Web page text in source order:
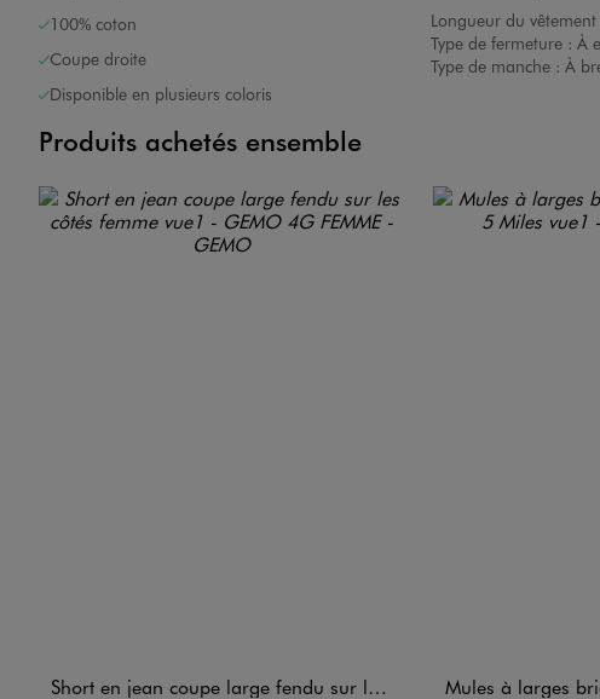
100% coton
Coupe droite
Disponible en plusieurs coloris
Longueur du
Type de fermeture : À
Type de manche : À
Produits achetés ensemble
Short en jean coupe large fendu sur les côtés femme
Mules à larges